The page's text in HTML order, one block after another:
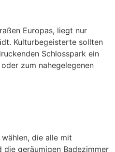
Europas, liegt nur
Kulturbegeisterte sollten
Schlosspark ein
oder zum nahegelegenen
die alle mit
geräumigen Badezimmer